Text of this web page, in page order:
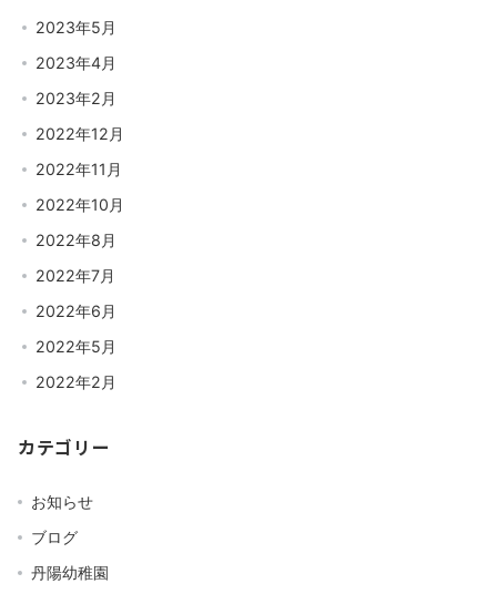
2023年5月
2023年4月
2023年2月
2022年12月
2022年11月
2022年10月
2022年8月
2022年7月
2022年6月
2022年5月
2022年2月
カテゴリー
お知らせ
ブログ
丹陽幼稚園